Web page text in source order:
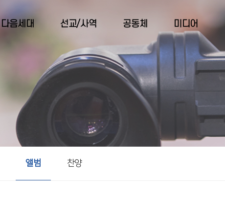
다음세대 선교/사역 공동체 미디어
앨범 찬양